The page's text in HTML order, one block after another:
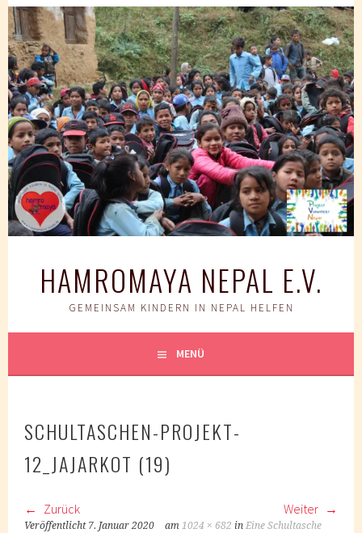
Springe
zum
Inhalt
HAMROMAYA NEPAL E.V.
GEMEINSAM KINDERN IN NEPAL HELFEN
MENÜ
SCHULTASCHEN-PROJEKT-
12_JAJARKOT (19)
Zurück Weiter
Veröffentlicht 7. Januar 2020 am1024 × 682 inEine Schultasche